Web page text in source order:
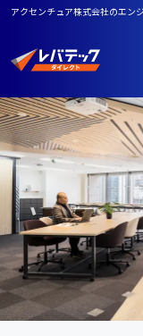
アクセンチュア株式会社のエン